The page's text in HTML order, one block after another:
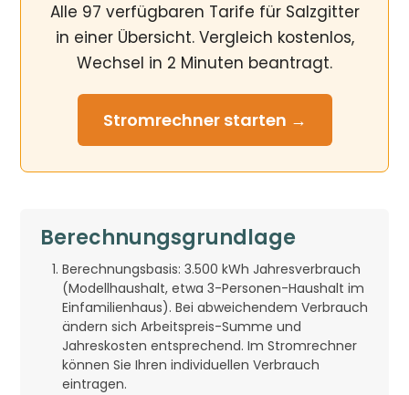
Alle 97 verfügbaren Tarife für Salzgitter
in einer Übersicht. Vergleich kostenlos,
Wechsel in 2 Minuten beantragt.
Stromrechnerstarten →
Berechnungsgrundlage
Berechnungsbasis: 3.500 kWh Jahresverbrauch
(Modellhaushalt, etwa 3-Personen-Haushalt im
Einfamilienhaus). Bei abweichendem Verbrauch
ändern sich Arbeitspreis-Summe und
Jahreskosten entsprechend. Im Stromrechner
können Sie Ihren individuellen Verbrauch
eintragen.